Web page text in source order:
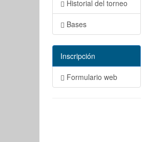
Historial del torneo
Bases
Inscripción
Formulario web